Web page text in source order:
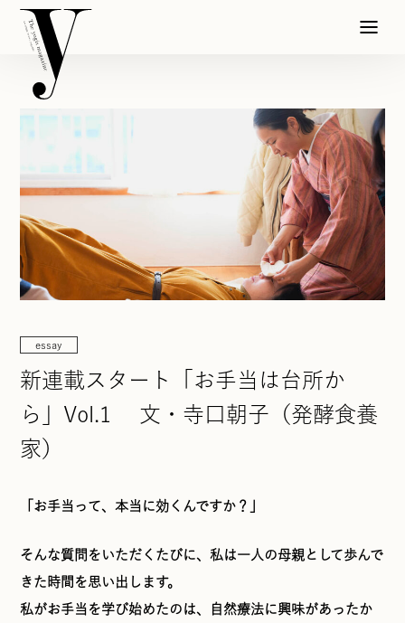
essay
新連載スタート「お手当は台所か
ら」Vol.1 文・寺口朝子（発酵食養
家）
「お手当って、本当に効くんですか？」
そんな質問をいただくたびに、私は一人の母親として歩んで
きた時間を思い出します。
私がお手当を学び始めたのは、自然療法に興味があったか